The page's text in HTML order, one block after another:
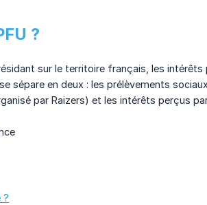
?
sur le territoire français, les
sépare en deux : les prélèvements
par Raizers) et les intérêts perçus
?